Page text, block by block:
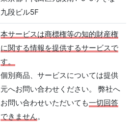
九段ビル5F
本サービスは商標権等の知的財産権
に関する情報を提供するサービスで
す。
個別商品、サービスについては提供
元へお問い合わせください。 弊社へ
お問い合わせいただいても一切回答
できません。